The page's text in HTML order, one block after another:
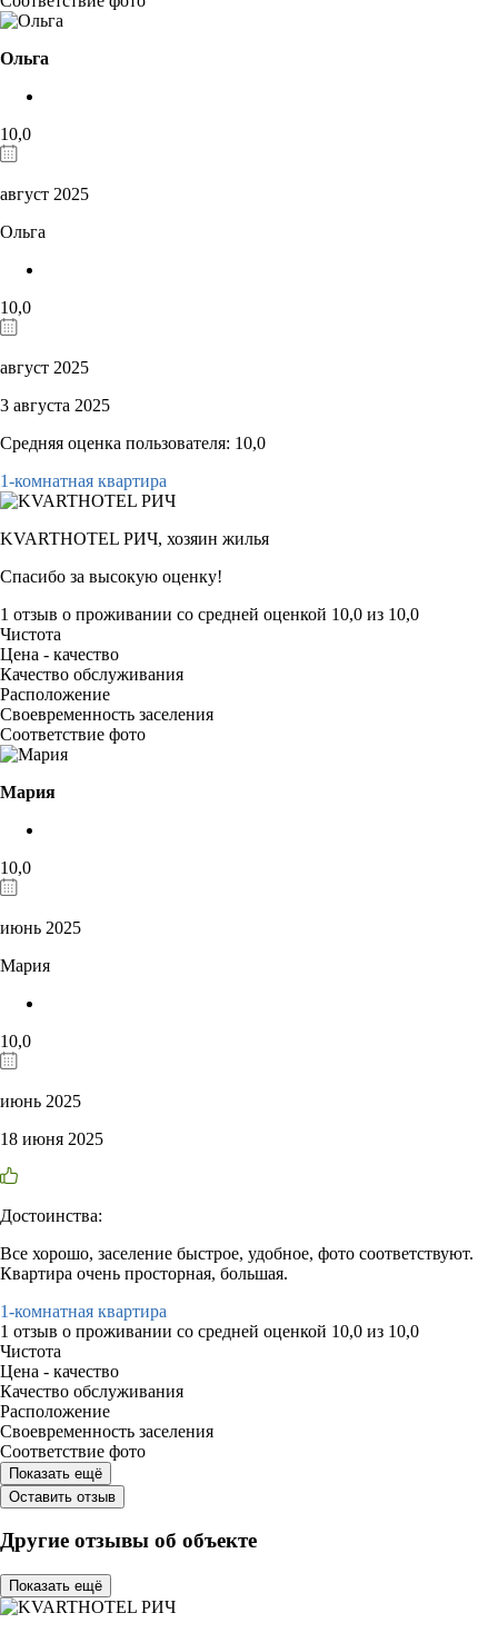
Ольга
10,0
август 2025
Ольга
10,0
август 2025
3 августа 2025
Средняя оценка пользователя: 10,0
1-комнатная квартира
KVARTHOTEL РИЧ, хозяин жилья
Спасибо за высокую оценку!
1 отзыв о проживании со средней оценкой 10,0 из 10,0
Чистота
Цена - качество
Качество обслуживания
Расположение
Своевременность заселения
Соответствие фото
Мария
10,0
июнь 2025
Мария
10,0
июнь 2025
18 июня 2025
Достоинства:
Все хорошо, заселение быстрое, удобное, фото соответствуют.
Квартира очень просторная, большая.
1-комнатная квартира
1 отзыв о проживании со средней оценкой 10,0 из 10,0
Чистота
Цена - качество
Качество обслуживания
Расположение
Своевременность заселения
Соответствие фото
Показать ещё
Оставить отзыв
Другие отзывы об объекте
Показать ещё